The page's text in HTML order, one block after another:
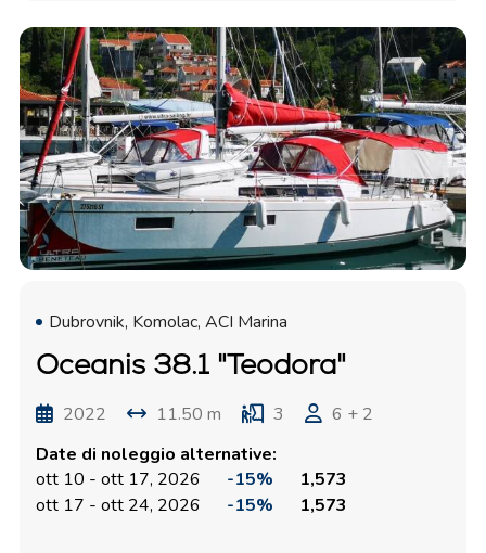
Dubrovnik, Komolac, ACI Marina
Oceanis 38.1 "Teodora"
2022 11.50 m 3
6 + 2
Date di noleggio alternative:
ott 10 - ott 17, 2026
-15%
1,573
ott 17 - ott 24, 2026
-15% 1,573